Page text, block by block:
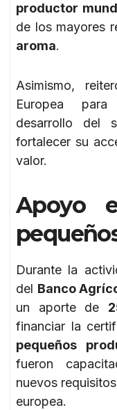
productor
de los mayores
aroma.
Asimismo,
Europea
desarrollo del
fortalecer su
valor.
Apoyo
Durante la
del Banco
un aporte de
financiar la
pequeños
fueron
nuevos
europea.